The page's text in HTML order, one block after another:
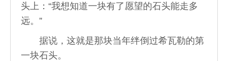
头上：“我想知道一块有了愿望的石头能走多
远。”
据说，这就是那块当年绊倒过希瓦勒的第
一块石头。